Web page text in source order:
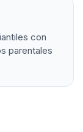
con
parentales